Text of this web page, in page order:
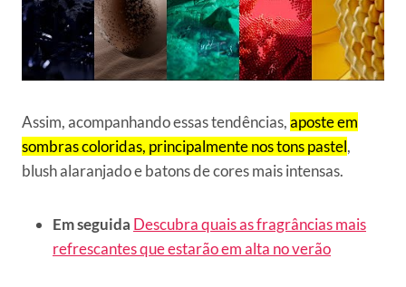
Assim, acompanhando essas tendências,aposte em
sombras coloridas, principalmente nos tons pastel,
blush alaranjado e batons de cores mais intensas.
Em seguida Descubra quais as fragrâncias mais
refrescantes que estarão em alta no verão